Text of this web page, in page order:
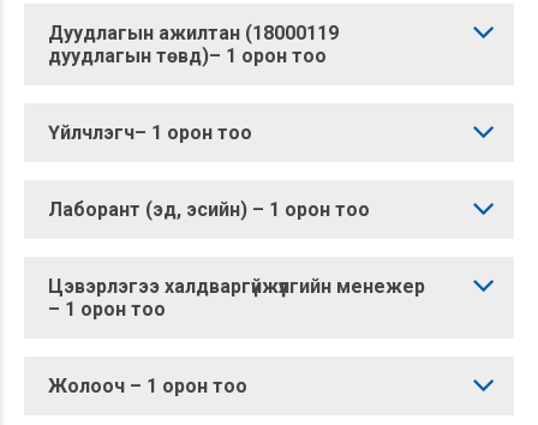
Дуудлагын ажилтан (18000119
дуудлагын төвд)– 1 орон тоо
Үйлчлэгч– 1 орон тоо
Лаборант (эд, эсийн) – 1 орон тоо
Цэвэрлэгээ халдваргүйжүүлгийн менежер
– 1 орон тоо
Жолооч – 1 орон тоо